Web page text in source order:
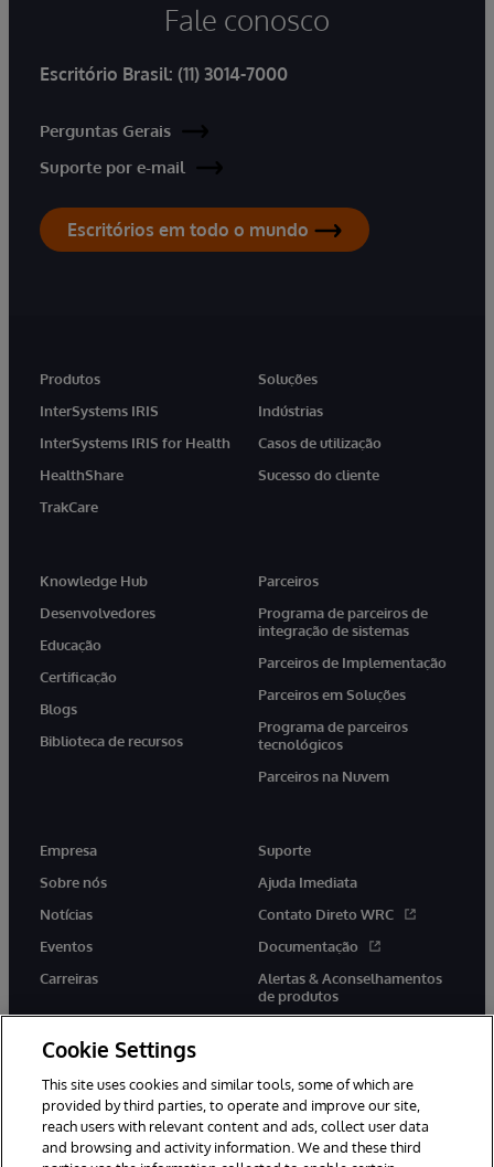
Fale conosco
Escritório Brasil: (11) 3014-7000
Perguntas Gerais
Suporte por e-mail
Escritórios em todo o mundo
Produtos
InterSystems IRIS
InterSystems IRIS for Health
HealthShare
TrakCare
Soluções
Indústrias
Casos de utilização
Sucesso do cliente
Knowledge Hub
Desenvolvedores
Educação
Certificação
Blogs
Biblioteca de recursos
Parceiros
Programa de parceiros de
integração de sistemas
Parceiros de Implementação
Parceiros em Soluções
Programa de parceiros
tecnológicos
Parceiros na Nuvem
Empresa
Sobre nós
Notícias
Eventos
Carreiras
Suporte
Ajuda Imediata
Contato Direto WRC
Documentação
Alertas & Aconselhamentos
de produtos
twitter youtubefacebooklinkedin
Cookie Settings
This site uses cookies and similar tools, some of which are
provided by third parties, to operate and improve our site,
reach users with relevant content and ads, collect user data
and browsing and activity information. We and these third